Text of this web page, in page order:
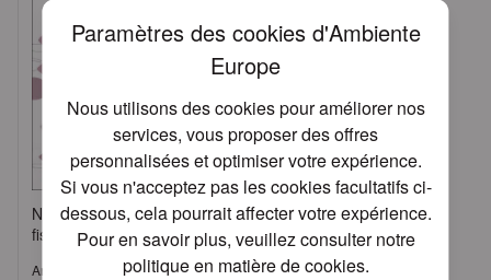
Paramètres des cookies d'Ambiente
Europe
Nous utilisons des cookies pour améliorer nos
services, vous proposer des offres
personnalisées et optimiser votre expérience.
Si vous n'acceptez pas les cookies facultatifs ci-
dessous, cela pourrait affecter votre expérience.
Pour en savoir plus, veuillez consulter notre
politique en matière de cookies.
Napkin 33 Communion
fishes bordeaux FSC Mix
Article: 13314388